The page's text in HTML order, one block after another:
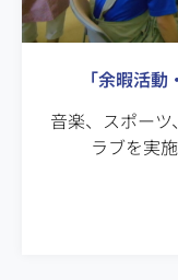
「余暇活動
音楽、スポー
ラブを実